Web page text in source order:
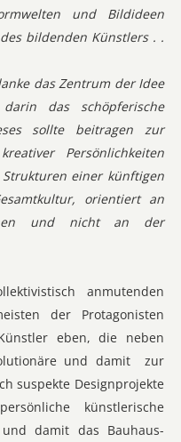
und Bildideen
bildenden Künstlers . .
das Zentrum der Idee
das schöpferische
sollte beitragen zur
Persönlichkeiten
einer künftigen
orientiert an
und nicht an der
anmutenden
der Protagonisten
eben, die neben
und damit zur
suspekte Designprojekte
künstlerische
damit das Bauhaus-